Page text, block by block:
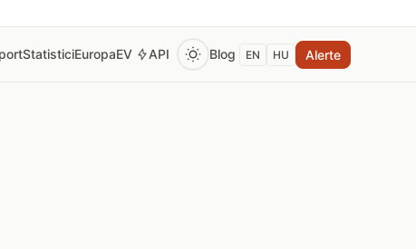
StatisticiEuropaEV API Blog EN HU Alerte